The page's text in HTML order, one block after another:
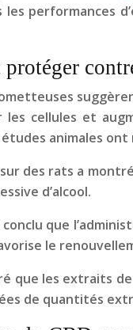
les performances
les cellules et
animales
des rats a
d’alcool.
que
le
que les extraits
de quantités